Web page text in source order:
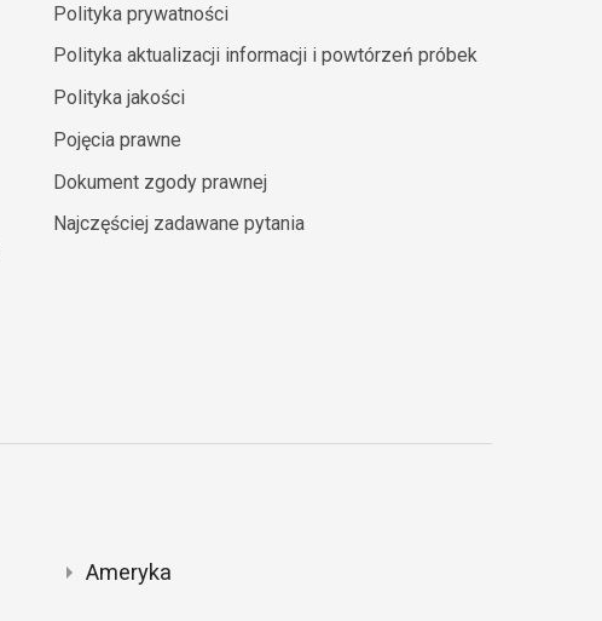
Polityka prywatności
Polityka aktualizacji informacji i powtórzeń próbek
Polityka jakości
Pojęcia prawne
Dokument zgody prawnej
Najczęściej zadawane pytania
Ameryka